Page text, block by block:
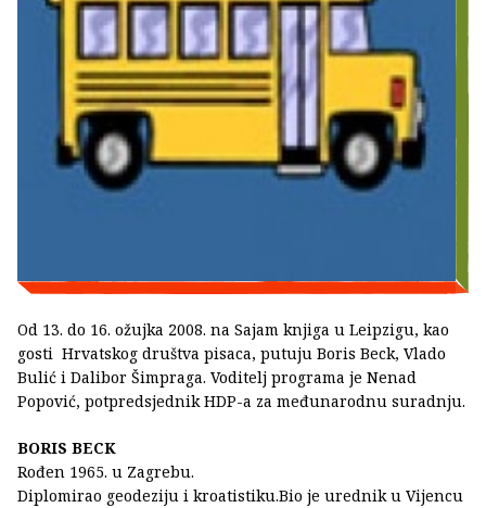
Od 13. do 16. ožujka 2008. na Sajam knjiga u Leipzigu, kao
gosti Hrvatskog društva pisaca, putuju Boris Beck, Vlado
Bulić i Dalibor Šimpraga. Voditelj programa je Nenad
Popović, potpredsjednik HDP-a za međunarodnu suradnju.
BORIS BECK
Rođen 1965. u Zagrebu.
Diplomirao geodeziju i kroatistiku.Bio je urednik u Vijencu